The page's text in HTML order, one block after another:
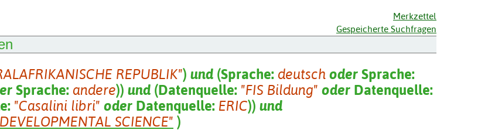
Merkzettel
Gespeicherte Suchfragen
REPUBLIK") und (Sprache: deutsch oder Sprache:
Sprache: andere)) und (Datenquelle: "FIS Bildung" oder Datenquelle:
"Casalini libri" oder Datenquelle: ERIC)) und
SCIENCE" )